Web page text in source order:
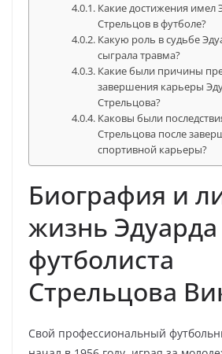
Какие достижения имел
Стрельцов в футболе?
Какую роль в судьбе
сыграла травма?
Какие были причины
завершения карьеры
Стрельцова?
Каковы были
Стрельцова после
спортивной карьеры?
Биография и
жизнь
футболиста
Стрельцова
Свой профессиональный